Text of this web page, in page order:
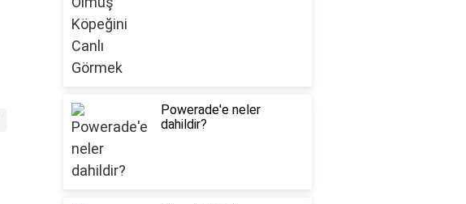
Powerade'e neler
dahildir?